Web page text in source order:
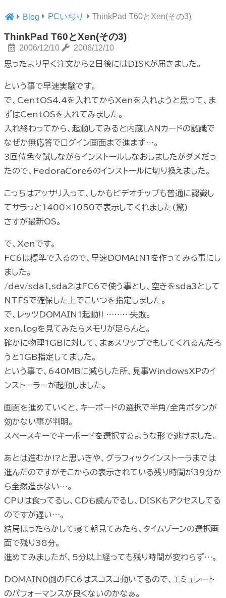
Blog PCいぢり ThinkPad T60とXen(その3)
ThinkPad T60とXen(その3)
2006/12/10 2006/12/10
思ったより早く注文から2日後にはDISKが届きました。
という事で早速実験です。
で、CentOS4.4を入れてからXenを入れようと思って、ま
ずはCentOSを入れてみました。
入れ終わってから、起動してみると内蔵LANカードの認識で
なぜか無応答でログイン画面まで進まず…。
3回位色々試しながらインストールしなおしましたがダメだっ
たので、FedoraCore6のインストールに切り換えました。
こっちはアッサリ入って、しかもビデオチップも普通に認識し
てサラっと1400×1050で表示してくれました(驚)
さすが最新OS。
で、Xenです。
FC6は標準で入るので、早速DOMAIN1を作ってみる事にし
ました。
/dev/sda1,sda2はFC6で使う事とし、空きをsda3として
NTFSで確保した上でこいつを指定しました。
で、レッツDOMAIN1起動!! ………失敗。
xen.logを見てみたらメモリが足らんと。
確かに物理1GBに対して、まぁスワップでもしてくれるんだろ
うと1GB指定してました。
という事で、640MBに減らした所、見事WindowsXPのイ
ンストーラーが起動しました。
画面を進めていくと、キーボードの選択で半角/全角ボタンが
効かない事が判明。
スペースキーでキーボードを選択するような形で逃げました。
あとは進むか!?と思いきや、グラフィックインストーラまでは
進んだのですがそこからの表示されている残り時間が39分か
ら全然進まない…。
CPUは食ってるし、CDも読んでるし、DISKもアクセスしてる
のですが遅い…。
結局ほったらかして寝て朝見てみたら、タイムゾーンの選択画
面で残り38分。
進めてみましたが、5分以上経っても残り時間が変わらず…。
DOMAIN0側のFC6はスコスコ動いてるので、エミュレート
のパフォーマンスが良くないのかなぁ。